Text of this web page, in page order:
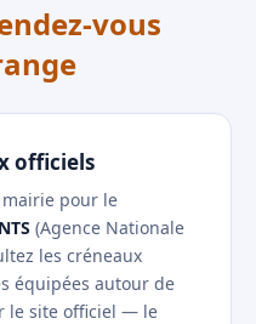
vous
officiels
pour le
(Agence Nationale
les créneaux
équipées autour de
le site officiel — le